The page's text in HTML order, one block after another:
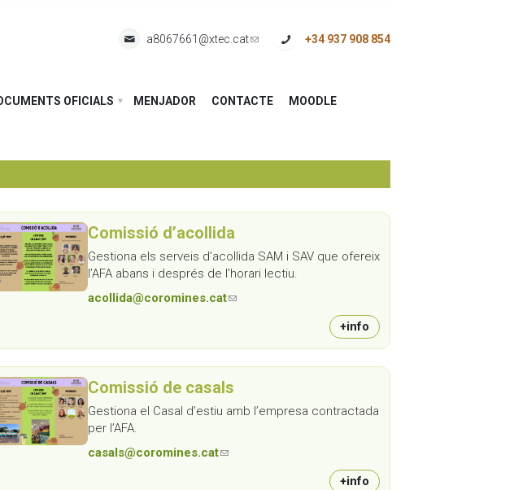
+34 937 908 854
a8067661@xtec.cat(link
mail)
OFICIALS MENJADOR CONTACTE MOODLE
Comissió d’acollida
Gestiona els serveis d’acollida SAM i SAV que ofereix
l’AFA abans i després de l’horari lectiu.
acollida@coromines.cat(link sends e-mail)
+info
Comissió de casals
Gestiona el Casal d’estiu amb l’empresa contractada
per l’AFA.
casals@coromines.cat(link sends e-mail)
+info